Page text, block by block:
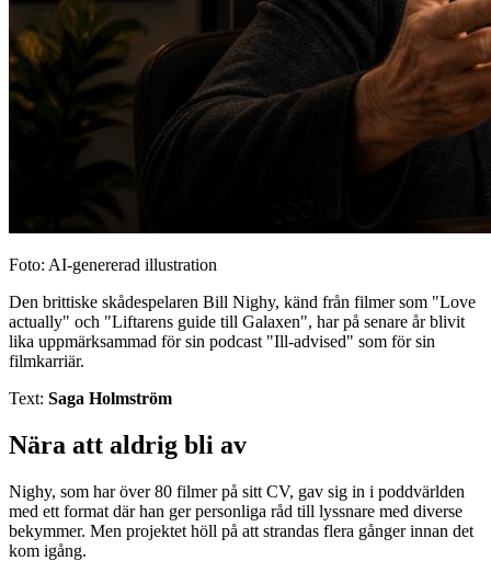
Foto: AI-genererad illustration
Den brittiske skådespelaren Bill Nighy, känd från filmer som "Love
actually" och "Liftarens guide till Galaxen", har på senare år blivit
lika uppmärksammad för sin podcast "Ill-advised" som för sin
filmkarriär.
Text: Saga Holmström
Nära att aldrig bli av
Nighy, som har över 80 filmer på sitt CV, gav sig in i poddvärlden
med ett format där han ger personliga råd till lyssnare med diverse
bekymmer. Men projektet höll på att strandas flera gånger innan det
kom igång.